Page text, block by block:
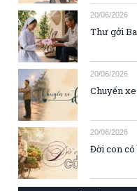
20/06/2026
Thư gởi Ba
20/06/2026
Chuyến
20/06/2026
Đời con có